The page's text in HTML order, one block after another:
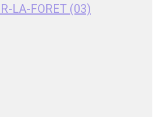
LA-FORET (03)